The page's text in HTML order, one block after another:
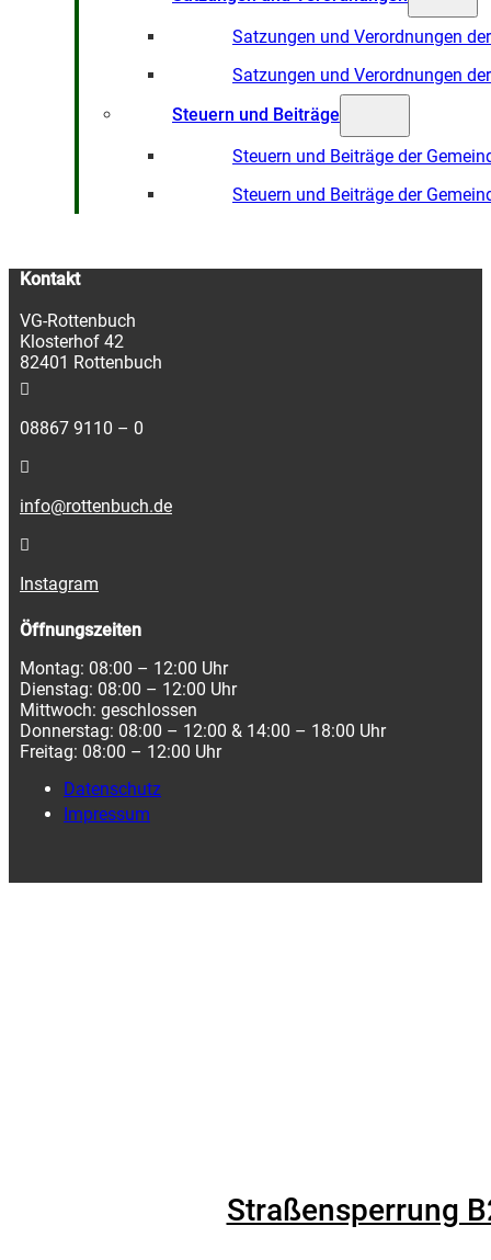
Satzungen und Verordnungen
Satzungen und Verordnungen
Steuern und Beiträge
Steuern und Beiträge der
Steuern und Beiträge der
Kontakt
VG-Rottenbuch
Klosterhof 42
82401 Rottenbuch
08867 9110 – 0
info@rottenbuch.de
Instagram
Öffnungszeiten
Montag: 08:00 – 12:00 Uhr
Dienstag: 08:00 – 12:00 Uhr
Mittwoch: geschlossen
Donnerstag: 08:00 – 12:00 & 14:00 – 18:00 Uhr
Freitag: 08:00 – 12:00 Uhr
Datenschutz
Impressum
Straßensperrung